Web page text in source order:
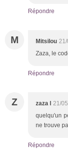
Répondre
M Mitsilou
Zaza, le
Répondre
Z zaza l 21/
quelqu'un
ne trouve
Répondre